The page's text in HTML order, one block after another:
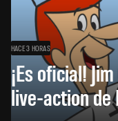
HACE 3 HORAS
¡Es oficial!
live-action de